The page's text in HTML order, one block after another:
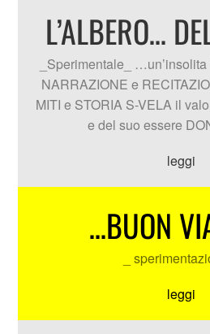
L’ALBERO…
_Sperimentale_
NARRAZIONE e
MITI e STORIA S-VELA il
e del suo essere
leggi
…BUON
_
leggi